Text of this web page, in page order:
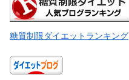
糖質制限ダイエットランキング